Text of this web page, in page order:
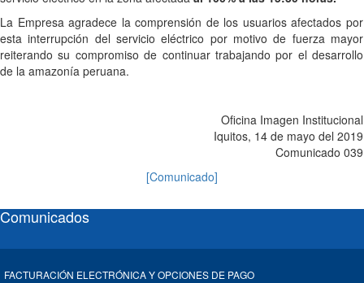
La Empresa agradece la comprensión de los usuarios afectados por
esta interrupción del servicio eléctrico por motivo de fuerza mayor
reiterando su compromiso de continuar trabajando por el desarrollo
de la amazonía peruana.
Oficina Imagen Institucional
Iquitos, 14 de mayo del 2019
Comunicado 039
[Comunicado]
Comunicados
FACTURACIÓN ELECTRÓNICA Y OPCIONES DE PAGO